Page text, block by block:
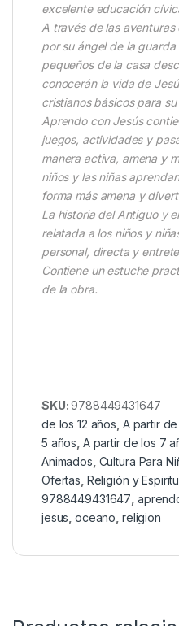
excelente educación
A través de las
por su ángel de la
pequeños de la casa
conocerán la vida de
cristianos básicos para
Aprendo con Jesús
juegos, actividades y
manera activa, amena y
niños y las niñas
forma más amena y
La historia del Antiguo y
relatada a los niños y
personal, directa y
Contiene un estuche
de la obra.
SKU:9788449431647
de los 12 años A partir
5 años A partir de los 7
Animados Cultura Para
Ofertas Religión y
9788449431647
jesus ,oceano religion